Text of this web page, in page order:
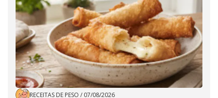
RECEITAS DE PESO / 07/08/2026